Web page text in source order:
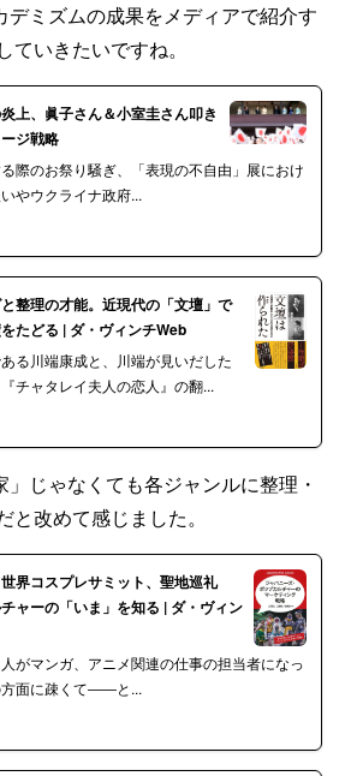
ミズムの成果をメディアで紹介す
ていきたいですね。
上、眞子さん＆小室圭さん叩き
ジ戦略
際のお祭り騒ぎ、「表現の不自由」展におけ
やウクライナ政府...
整理の才能。近現代の「文壇」で
たどる | ダ・ヴィンチWeb
る川端康成と、川端が見いだした
チャタレイ夫人の恋人』の翻...
じゃなくても各ジャンルに整理・
改めて感じました。
界コスプレサミット、聖地巡礼
ャーの「いま」を知る | ダ・ヴィン
がマンガ、アニメ関連の仕事の担当者になっ
方面に疎くて――と...